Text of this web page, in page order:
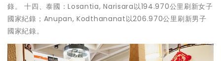
錄。 十四、泰國：Losantia, Narisara以194.970公里刷新女子
國家紀錄；Anupan, Kodthananat以206.970公里刷新男子
國家紀錄。